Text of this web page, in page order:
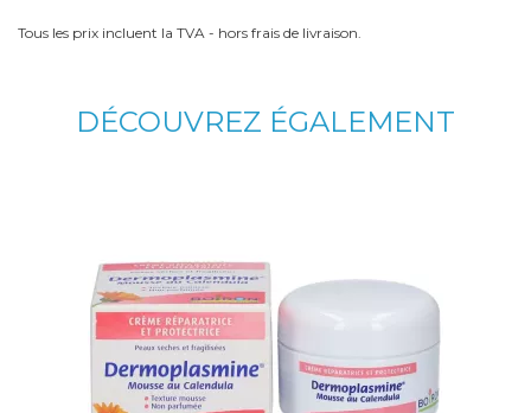
Tous les prix incluent la TVA - hors frais de livraison.
DÉCOUVREZ ÉGALEMENT